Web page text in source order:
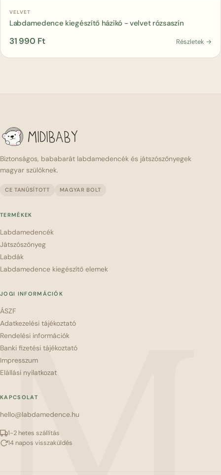
Kosárba
VELVET
Labdamedence kiegészítő házikó - velvet rózsaszín
31 990 Ft Részletek →
Biztonságos, bababarát labdamedencék és játszószőnyegek
magyar szülőknek.
CE TANÚSÍTOTT MAGYAR BOLT
TERMÉKEK
Labdamedencék
Játszószőnyeg
Labdák
Labdamedence kiegészítő elemek
JOGI INFORMÁCIÓK
ÁSZF
Adatkezelési tájékoztató
Rendelési információk
Banki fizetési tájékoztató
Impresszum
Elállási nyilatkozat
KAPCSOLAT
hello@labdamedence.hu
1-2 hetes szállítás
14 napos visszaküldés